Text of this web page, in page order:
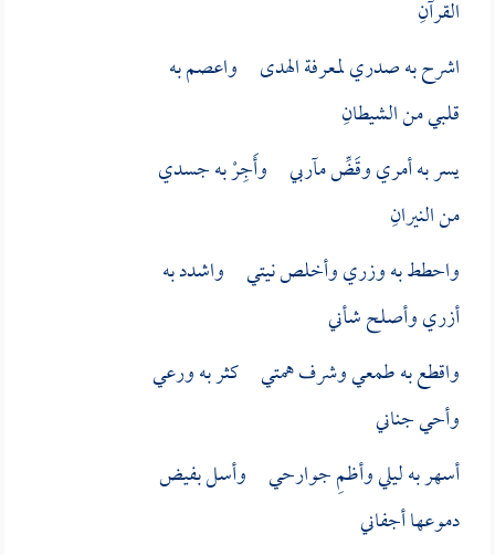
القرآنِ
اشرح به صدري لمعرفة الهدى واعصم به
قلبي من الشيطانِ
يسر به أمري وقَضِّ مآربي وأَجِرْ به جسدي
من النيرانِ
واحطط به وزري وأخلص نيتي واشدد به
أزري وأصلح شأني
واقطع به طمعي وشرف همتي كثر به ورعي
وأحي جناني
أسهر به ليلي وأظمِ جوارحي وأسل بفيض
دموعها أجفاني